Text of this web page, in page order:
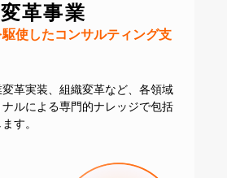
革事業
使したコンサルティング支
革実装、組織変革など、 各領域
ルによる専門的ナレッジで包括
す。